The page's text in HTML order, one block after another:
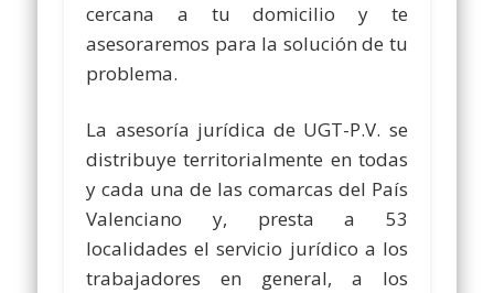
cercana a tu domicilio y te
asesoraremos para la solución de tu
problema.
La asesoría jurídica de UGT-P.V. se
distribuye territorialmente en todas
y cada una de las comarcas del País
Valenciano y, presta a 53
localidades el servicio jurídico a los
trabajadores en general, a los